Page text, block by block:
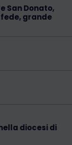
San Donato,
grande
diocesi di